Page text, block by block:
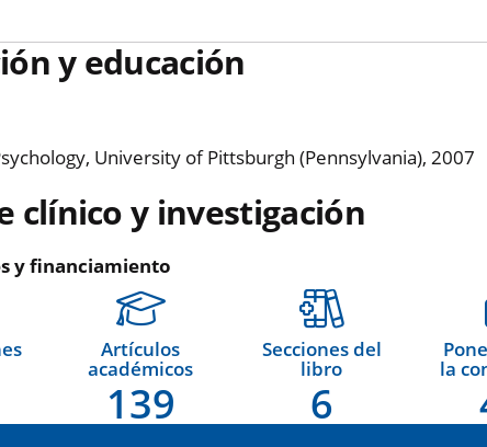
y educación
University of Pittsburgh (Pennsylvania), 2007
clínico y investigación
y financiamiento
Artículos
académicos
139
Secciones del
libro
6
la